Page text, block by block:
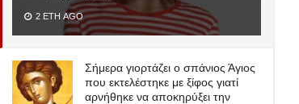
2 ΈΤΗ AGO
Σήμερα γιορτάζει ο σπάνιος Άγιος
που εκτελέστηκε με ξίφος γιατί
αρνήθηκε να αποκηρύξει την